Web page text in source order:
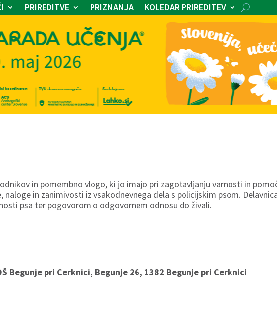
PRIREDITVE PRIZNANJA KOLEDAR PRIREDITEV
in pomembno vlogo, ki jo imajo pri zagotavljanju varnosti in
in zanimivosti iz vsakodnevnega dela s policijskim psom.
psa ter pogovorom o odgovornem odnosu do živali.
Begunje pri Cerknici, Begunje 26, 1382 Begunje pri Cerknici